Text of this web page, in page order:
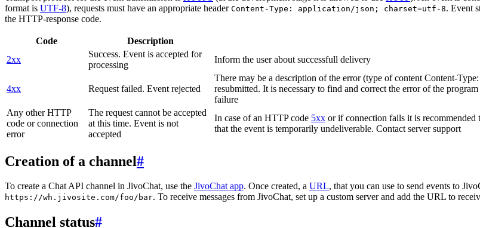
format is UTF-8), requests must have an appropriate header Content-Type: application/json; charset=utf-8. Event
the HTTP-response code.
Code Description
2xx
Success. Event is accepted for
processing
Inform the user about successfull delivery
4xx Request failed. Event rejected
There may be a description of the error (type of content Content-
resubmitted. It is necessary to find and correct the error of the
failure
Any other HTTP
code or connection
error
The request cannot be accepted
at this time. Event is not
accepted
In case of an HTTP code 5xx or if connection fails it is recommended
that the event is temporarily undeliverable. Contact server support
Creation of a channel#
To create a Chat API channel in JivoChat, use the JivoChat app. Once created, a URL, that you can use to send events to
https://wh.jivosite.com/foo/bar. To receive messages from JivoChat, set up a custom server and add the URL to
Channel status#